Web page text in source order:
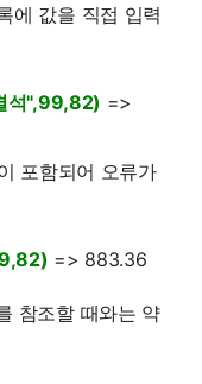
에 값을 직접 입력
석",99,82) =>
포함되어 오류가
=> 883.36
참조할 때와는 약